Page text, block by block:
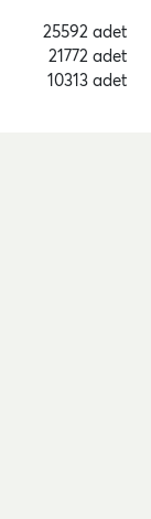
25592 adet
21772 adet
10313 adet